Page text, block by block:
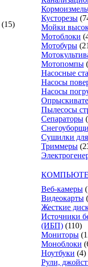
(15)
Кусторезы
Мойки
Мотоблоки
Мотобуры
Мотопомпы
Насосные
Насосы
Насосы
Пылесосы
Сепараторы
Сушилки
Триммеры
Веб-камеры
Видеокарты
Жесткие
Источники
(ИБП) (110)
Мониторы
Моноблоки
Ноутбуки (4)
Рули,